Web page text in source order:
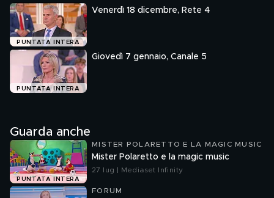
PUNTATA INTERA
Venerdì 18 dicembre, Rete 4
PUNTATA INTERA
Giovedì 7 gennaio, Canale 5
Guarda anche
PUNTATA INTERA
MISTER POLARETTO E LA MAGIC MUSIC
Mister Polaretto e la magic music
27 lug | Mediaset Infinity
FORUM